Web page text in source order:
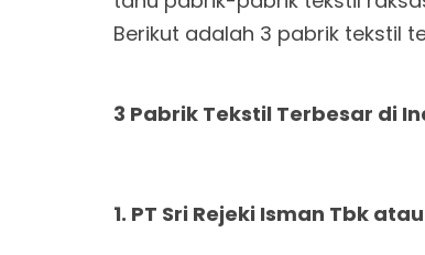
Berikut adalah 3 pabrik tekstil
3 Pabrik Tekstil Terbesar di
1. PT Sri Rejeki Isman Tbk